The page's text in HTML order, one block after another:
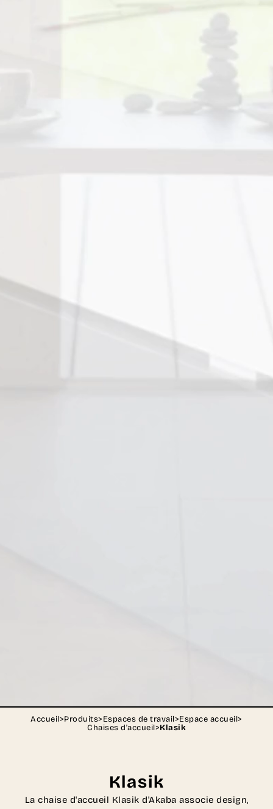
Accueil>Produits>Espaces de travail>Espace accueil>
Chaises d'accueil>Klasik
Klasik
La chaise d'accueil Klasik d'Akaba associe design,